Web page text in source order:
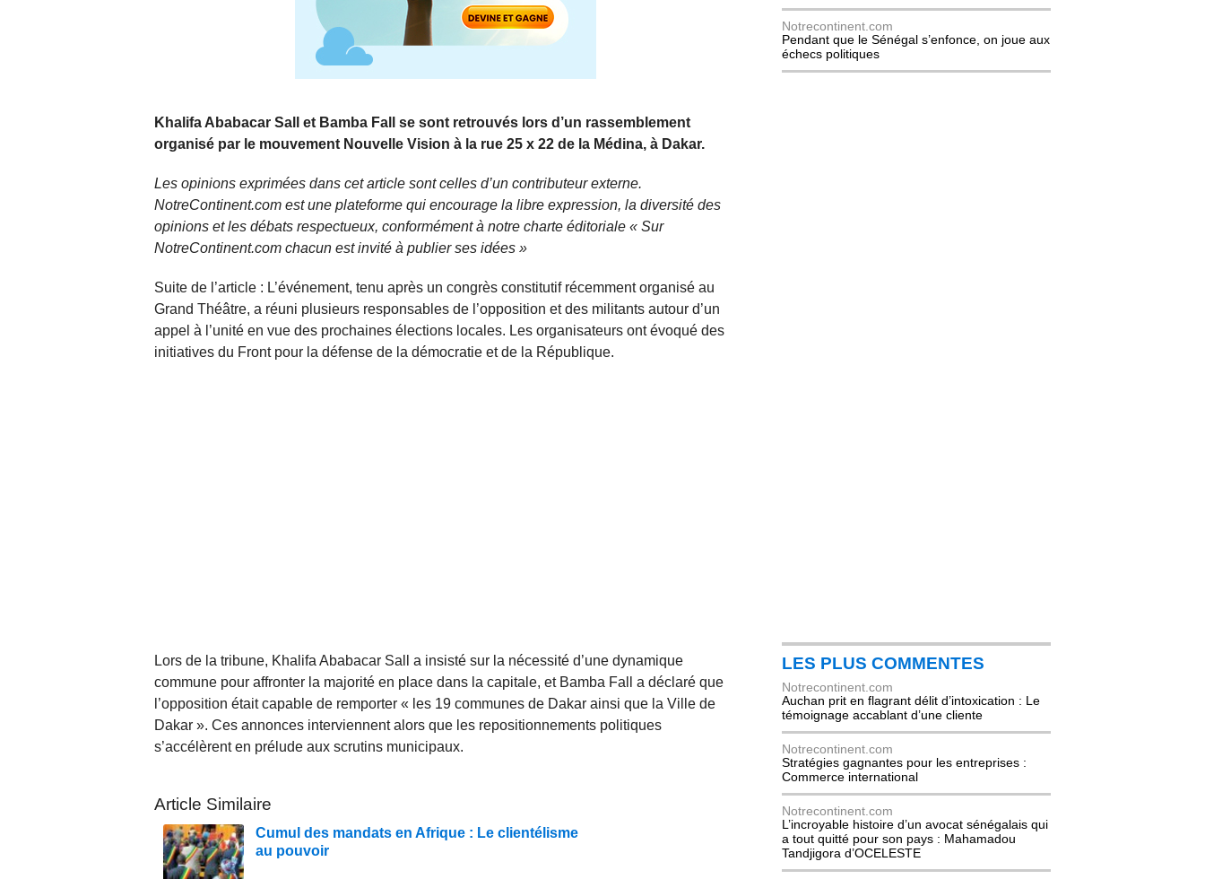
Khalifa Ababacar Sall et Bamba Fall se sont retrouvés lors d’un rassemblement
organisé par le mouvement Nouvelle Vision à la rue 25 x 22 de la Médina, à Dakar.
Les opinions exprimées dans cet article sont celles d’un contributeur externe.
NotreContinent.com est une plateforme qui encourage la libre expression, la diversité des
opinions et les débats respectueux, conformément à notre charte éditoriale « Sur
NotreContinent.com chacun est invité à publier ses idées »
Suite de l’article : L’événement, tenu après un congrès constitutif récemment organisé au
Grand Théâtre, a réuni plusieurs responsables de l’opposition et des militants autour d’un
appel à l’unité en vue des prochaines élections locales. Les organisateurs ont évoqué des
initiatives du Front pour la défense de la démocratie et de la République.
Lors de la tribune, Khalifa Ababacar Sall a insisté sur la nécessité d’une dynamique
commune pour affronter la majorité en place dans la capitale, et Bamba Fall a déclaré que
l’opposition était capable de remporter « les 19 communes de Dakar ainsi que la Ville de
Dakar ». Ces annonces interviennent alors que les repositionnements politiques
s’accélèrent en prélude aux scrutins municipaux.
Article Similaire
Cumul des mandats en Afrique : Le clientélisme
au pouvoir
Notrecontinent.com
Pendant que le Sénégal s’enfonce, on joue aux
échecs politiques
LES PLUS COMMENTES
Notrecontinent.com
Auchan prit en flagrant délit d’intoxication : Le
témoignage accablant d’une cliente
Notrecontinent.com
Stratégies gagnantes pour les entreprises :
Commerce international
Notrecontinent.com
L’incroyable histoire d’un avocat sénégalais qui
a tout quitté pour son pays : Mahamadou
Tandjigora d’OCELESTE